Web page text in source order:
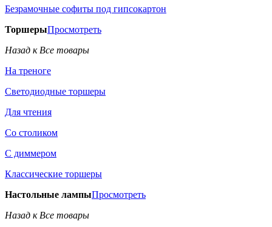
Безрамочные софиты под гипсокартон
ТоршерыПросмотреть
Назад к Все товары
На треноге
Светодиодные торшеры
Для чтения
Со столиком
С диммером
Классические торшеры
Настольные лампыПросмотреть
Назад к Все товары